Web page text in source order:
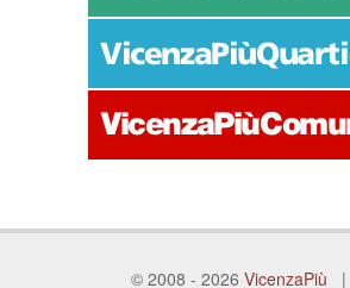
© 2008 - 2026 VicenzaPiù |